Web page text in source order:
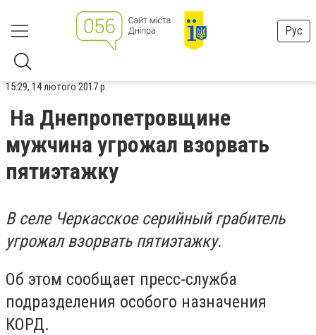
Рус
15:29, 14 лютого 2017 р.
На Днепропетровщине
мужчина угрожал взорвать
пятиэтажку
В селе Черкасское серийный грабитель
угрожал взорвать пятиэтажку.
Об этом сообщает пресс-служба
подразделения особого назначения
КОРД.